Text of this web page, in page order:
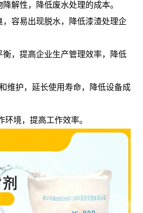
解性，降低废水处理的成本。
，容易出现脱水，降低漆渣处理企
衡，提高企业生产管理效率，降低
维护，延长使用寿命，降低设备成
环境，提高工作效率。